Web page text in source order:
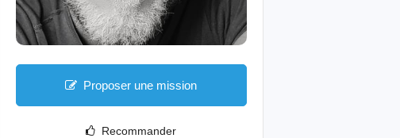
Proposer une mission
Recommander